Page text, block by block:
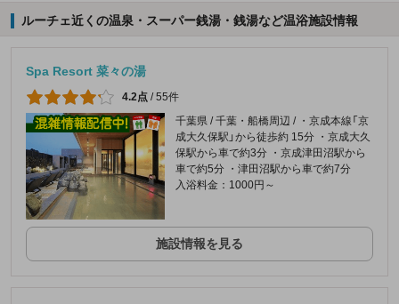
ルーチェ近くの温泉・スーパー銭湯・銭湯など温浴施設情報
Spa Resort 菜々の湯
4.2点 /55件
千葉県 / 千葉・船橋周辺 / ・京成本線「京
成大久保駅」から徒歩約 15分 ・京成大久
保駅から車で約3分 ・京成津田沼駅から
車で約5分 ・津田沼駅から車で約7分
入浴料金：1000円～
施設情報を見る